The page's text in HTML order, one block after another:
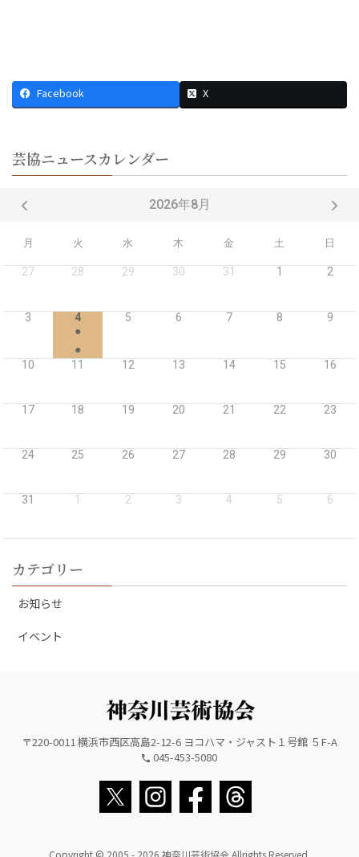
Facebook X
芸協ニュースカレンダー
2026年8月
月 火 水 木 金 土 日
27 28 29 30 31 1 2
3 4 5 6 7 8 9
●
●
10 11 12 13 14 15 16
17 18 19 20 21 22 23
24 25 26 27 28 29 30
31 1 2 3 4 5 6
カテゴリー
お知らせ
イベント
〒220-0011 横浜市西区高島2-12-6 ヨコハマ・ジャスト１号館 ５F-A
045-453-5080
Copyright © 2005 - 2026 神奈川芸術協会 Allrights Reserved.